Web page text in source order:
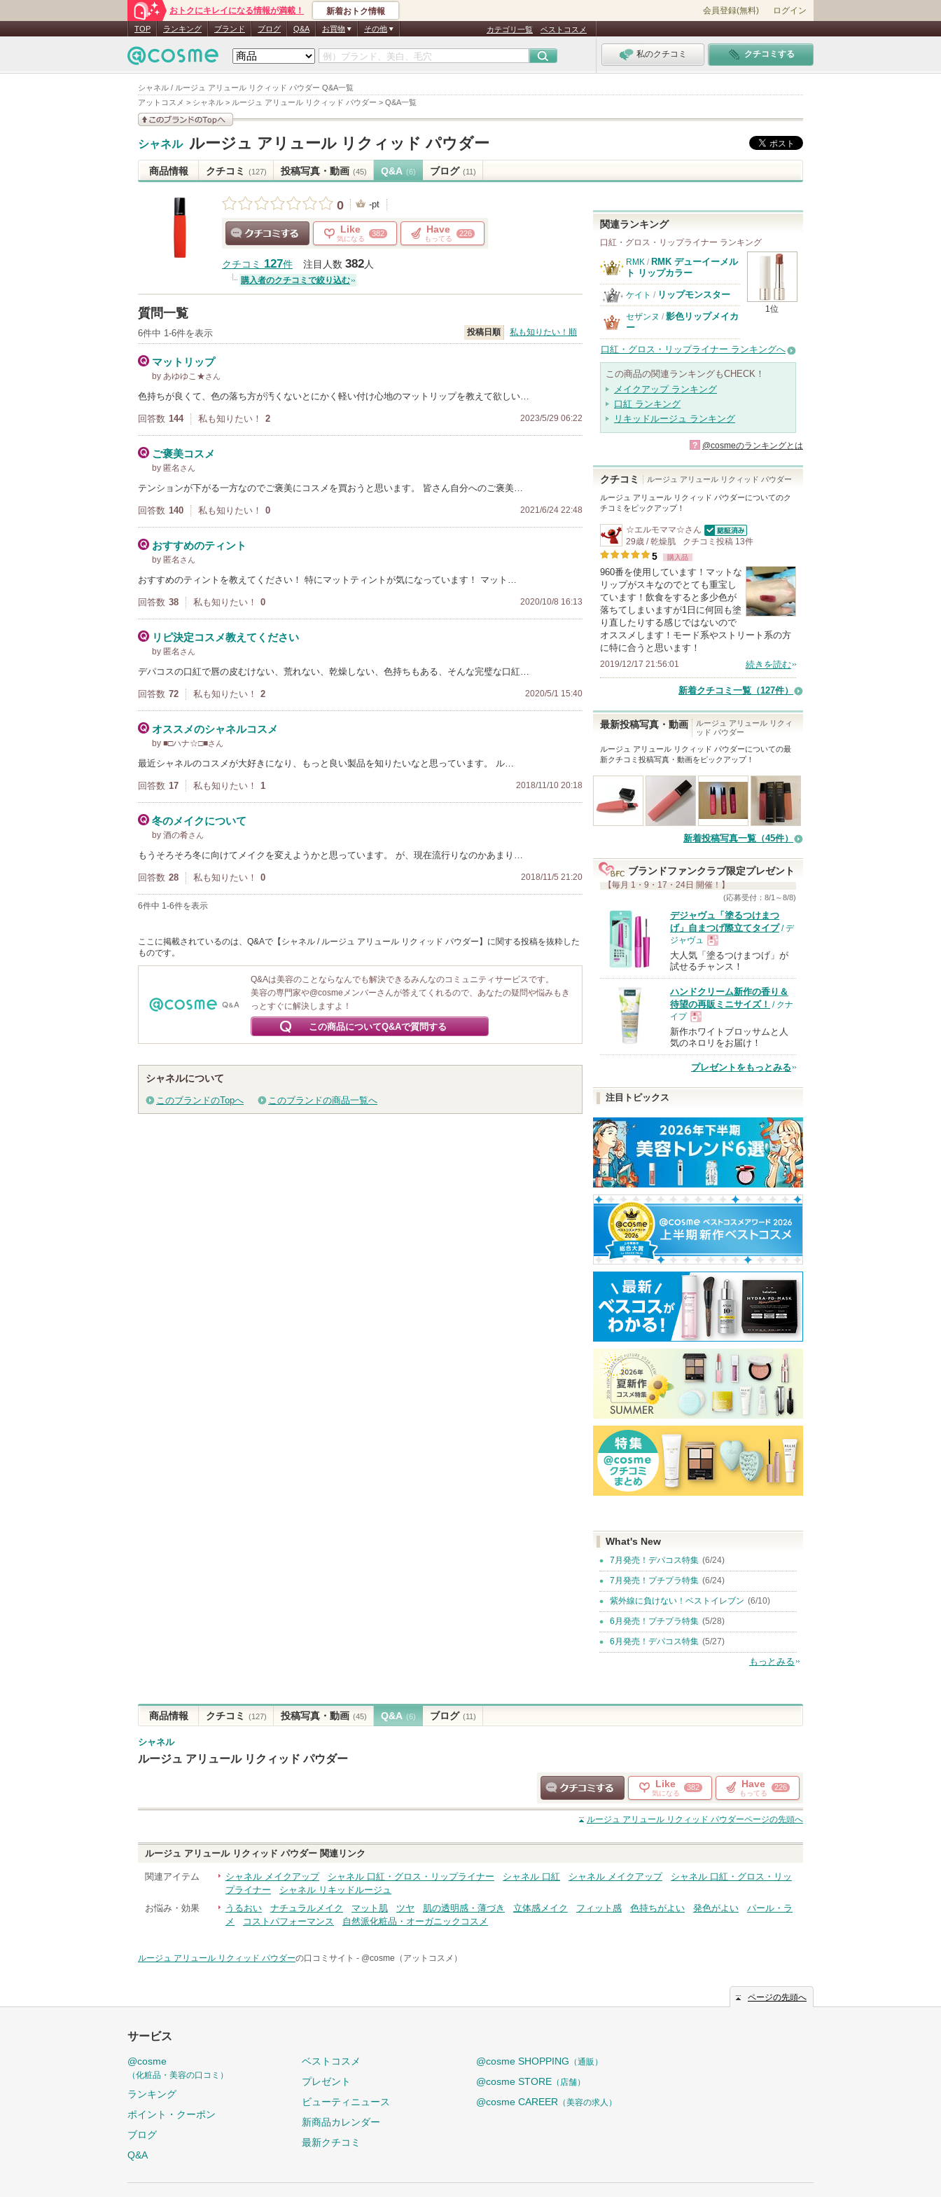
シャネル / ルージュ アリュール リクィッド パウダー Q&A一覧
アットコスメ > シャネル > ルージュ アリュール リクィッド パウダー > Q&A一覧
おトクにキレイになる情報が満載！ 新着おトク情報 会員登録(無料) ログイン
TOP ランキング ブランド ブログ Q&A お買物 その他 カテゴリ一覧 ベストコスメ
私のクチコミ クチコミする
このブランドの情報を
シャネル ルージュ アリュール リクィッド パウダー
商品情報 クチコミ (127) 投稿写真・動画 (45) Q&A (6) ブログ (11)
0 -pt
Like
気になる
382 Have
もってる
226
クチコミ 127件 注目人数 382人
購入者のクチコミで絞り込む
質問一覧
6件中 1-6件を表示 投稿日順 私も知りたい！順
マットリップ
by あゆゆこ★さん
色持ちが良くて、色の落ち方が汚くないとにかく軽い付け心地のマットリップを教えて欲しい…
回答数 144 私も知りたい！ 2 2023/5/29 06:22
ご褒美コスメ
by 匿名 さん
テンションが下がる一方なのでご褒美にコスメを買おうと思います。 皆さん自分へのご褒美…
回答数 140 私も知りたい！ 0 2021/6/24 22:48
おすすめのティント
by 匿名 さん
おすすめのティントを教えてください！ 特にマットティントが気になっています！ マット…
回答数 38 私も知りたい！ 0 2020/10/8 16:13
リピ決定コスメ教えてください
by 匿名 さん
デパコスの口紅で唇の皮むけない、荒れない、乾燥しない、色持ちもある、そんな完璧な口紅…
回答数 72 私も知りたい！ 2 2020/5/1 15:40
オススメのシャネルコスメ
by ■□ハナ☆□■さん
最近シャネルのコスメが大好きになり、もっと良い製品を知りたいなと思っています。 ル…
回答数 17 私も知りたい！ 1 2018/11/10 20:18
冬のメイクについて
by 酒の肴さん
もうそろそろ冬に向けてメイクを変えようかと思っています。 が、現在流行りなのかあまり…
回答数 28 私も知りたい！ 0 2018/11/5 21:20
6件中 1-6件を表示
ここに掲載されているのは、Q&Aで【シャネル / ルージュ アリュール リクィッド パウダー】に関する投稿を抜粋した
ものです。
Q&Aは美容のことならなんでも解決できるみんなのコミュニティサービスです。
美容の専門家や@cosmeメンバーさんが答えてくれるので、あなたの疑問や悩みもき
っとすぐに解決しますよ！
この商品についてQ&Aで質問する
シャネルについて
このブランドのTopへ このブランドの商品一覧へ
関連ランキング
口紅・グロス・リップライナー ランキング
1位
RMK / RMK デューイーメル
ト リップカラー
ケイト / リップモンスター
セザンヌ / 影色リップメイカ
ー
口紅・グロス・リップライナー ランキングへ
この商品の関連ランキングもCHECK！
メイクアップ ランキング
口紅 ランキング
リキッドルージュ ランキング
? @cosmeのランキングとは
クチコミ ルージュ アリュール リクィッド パウダー
ルージュ アリュール リクィッド パウダーについてのク
チコミをピックアップ！
☆エルモママ☆さん
認証済
29歳 / 乾燥肌 クチコミ投稿 13件
5 購入品
960番を使用しています！マットな
リップがスキなのでとても重宝し
ています！飲食をすると多少色が
落ちてしまいますが1日に何回も塗
り直したりする感じではないので
オススメします！モード系やストリート系の方
に特に合うと思います！
2019/12/17 21:56:01 続きを読む
新着クチコミ一覧 （127件）
最新投稿写真・動画
ルージュ アリュール リクィ
ッド パウダー
ルージュ アリュール リクィッド パウダーについての最
新クチコミ投稿写真・動画をピックアップ！
新着投稿写真一覧（45件）
ブランドファンクラブ限定プレゼント
【毎月 1・9・17・24日 開催！】
(応募受付：8/1～8/8)
デジャヴュ「塗るつけまつ
げ」自まつげ際立てタイプ/ デ
ジャヴュ
現
品
大人気「塗るつけまつげ」が
試せるチャンス！
ハンドクリーム新作の香り＆
待望の再販ミニサイズ！ / クナ
イプ
現
品
新作ホワイトブロッサムと人
気のネロリをお届け！
プレゼントをもっとみる
注目トピックス
What's New
7月発売！デパコス特集 (6/24)
7月発売！プチプラ特集 (6/24)
紫外線に負けない！ベストイレブン (6/10)
6月発売！プチプラ特集 (5/28)
6月発売！デパコス特集 (5/27)
もっとみる
商品情報 クチコミ (127) 投稿写真・動画 (45) Q&A (6) ブログ (11)
シャネル
ルージュ アリュール リクィッド パウダー
クチコミする
Like
気になる
382 Have
もってる
226
ルージュ アリュール リクィッド パウダーページの先頭へ
ルージュ アリュール リクィッド パウダー 関連リンク
関連アイテム シャネル メイクアップ シャネル 口紅・グロス・リップライナー シャネル 口紅 シャネル メイクアップ
シャネル 口紅・グロス・リッ
プライナー
シャネル リキッドルージュ
お悩み・効果
うるおい ナチュラルメイク マット肌 ツヤ 肌の透明感・薄づき 立体感メイク フィット感 色持ちがよい 発色がよい
パール・ラ
メ
コストパフォーマンス 自然派化粧品・オーガニックコスメ
ルージュ アリュール リクィッド パウダーの口コミサイト - @cosme（アットコスメ）
ページの先頭へ
サービス
@cosme
（化粧品・美容の口コミ）
ランキング
ポイント・クーポン
ブログ
Q&A
ベストコスメ
プレゼント
ビューティニュース
新商品カレンダー
最新クチコミ
@cosme SHOPPING （通販）
@cosme STORE （店舗）
@cosme CAREER （美容の求人）